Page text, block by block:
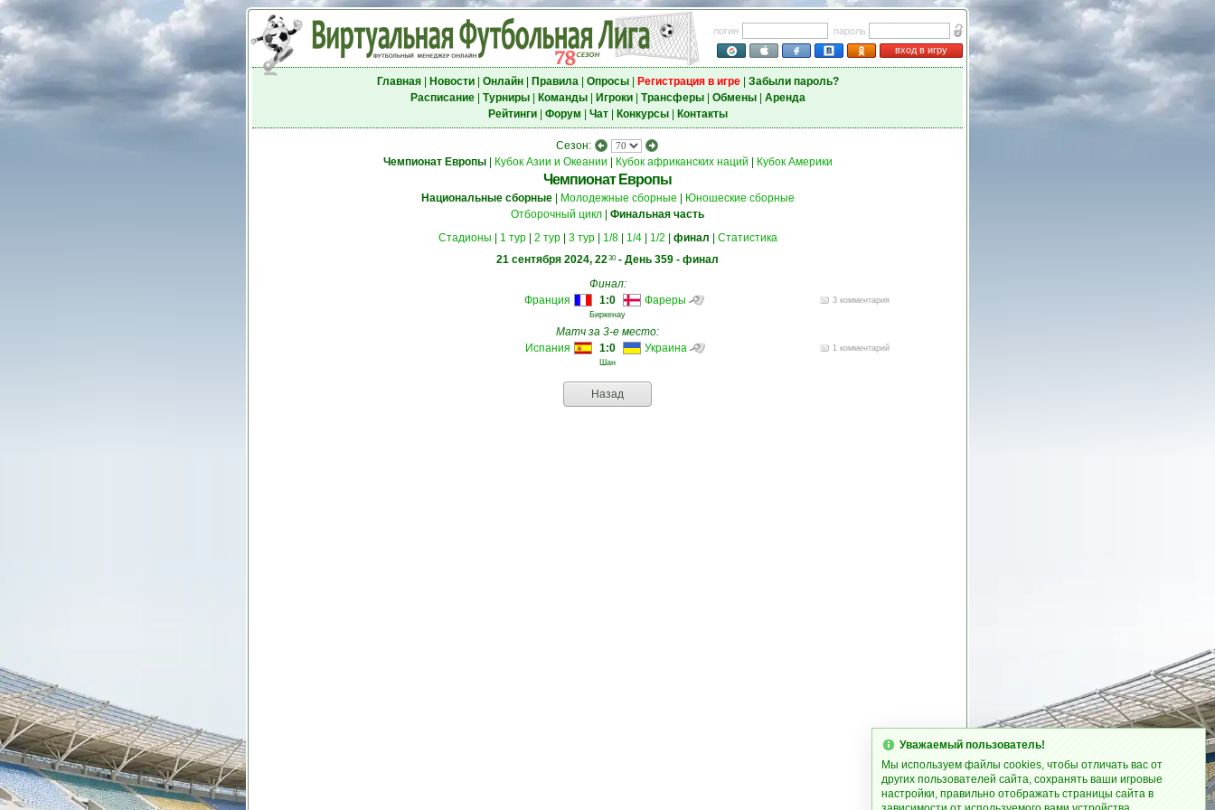
логин
пароль
вход в игру
Главная| Новости| Онлайн| Правила| Опросы| Регистрация в игре| Забыли пароль?
Расписание| Турниры| Команды| Игроки| Трансферы| Обмены| Аренда
Рейтинги| Форум Чат| Конкурсы| Контакты
Сезон:
Чемпионат Европы| Кубок Азии и Океании Кубок африканских наций Кубок Америки
Чемпионат Европы
Национальные сборные| Молодежные сборные
Юношеские сборные
Отборочный цикл
Финальная часть
Стадионы
1 тур| 2 тур| 3 тур| 1/8| 1/4| 1/2 финал
Статистика
21 сентября 2024, 2230- День 359 - финал
Финал:
Франция
1:0 Фареры
3 комментария
Биркенау
Матч за 3-е место:
Испания
1:0 Украина
1 комментарий
Шан
Назад
Уважаемый пользователь!
Мы используем файлы cookies, чтобы отличать вас от
других пользователей сайта, сохранять ваши игровые
настройки, правильно отображать страницы сайта в